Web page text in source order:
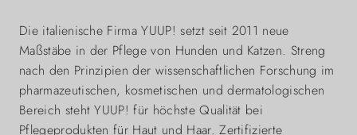
Die italienische Firma YUUP! setzt seit 2011 neue
Maßstäbe in der Pflege von Hunden und Katzen. Streng
nach den Prinzipien der wissenschaftlichen Forschung im
pharmazeutischen, kosmetischen und dermatologischen
Bereich steht YUUP! für höchste Qualität bei
Pflegeprodukten für Haut und Haar. Zertifizierte